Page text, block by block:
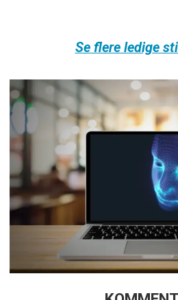
Se flere ledige